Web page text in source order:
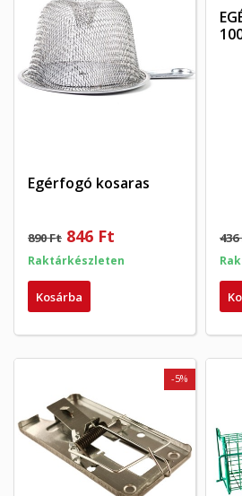
Egérfogó kosaras
890 Ft 846 Ft
Raktárkészleten
Kosárba
-5%